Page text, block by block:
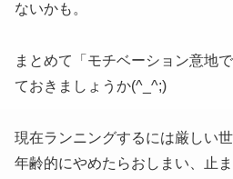
ないかも。
まとめて「モチベーション意地
ておきましょうか(^_^;)
現在ランニングするには厳しい
年齢的にやめたらおしまい、止